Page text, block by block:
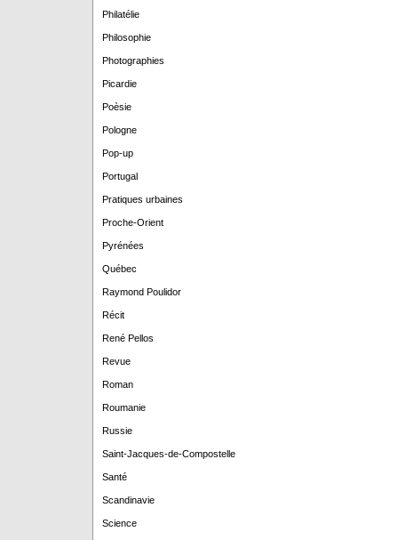
Philatélie
Philosophie
Photographies
Picardie
Poèsie
Pologne
Pop-up
Portugal
Pratiques urbaines
Proche-Orient
Pyrénées
Québec
Raymond Poulidor
Récit
René Pellos
Revue
Roman
Roumanie
Russie
Saint-Jacques-de-Compostelle
Santé
Scandinavie
Science